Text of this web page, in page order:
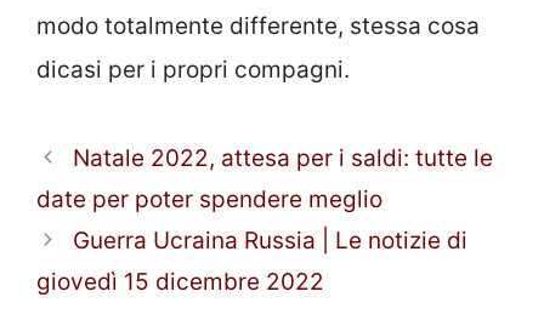
modo totalmente differente, stessa cosa
dicasi per i propri compagni.
Natale 2022, attesa per i saldi: tutte le
date per poter spendere meglio
Guerra Ucraina Russia | Le notizie di
giovedì 15 dicembre 2022